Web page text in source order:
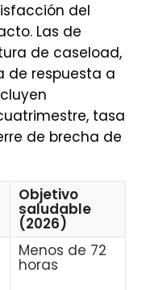
del
Las de
de caseload,
de respuesta a
tasa
de brecha de
Objetivo
saludable
(2026)
Menos de 72
horas